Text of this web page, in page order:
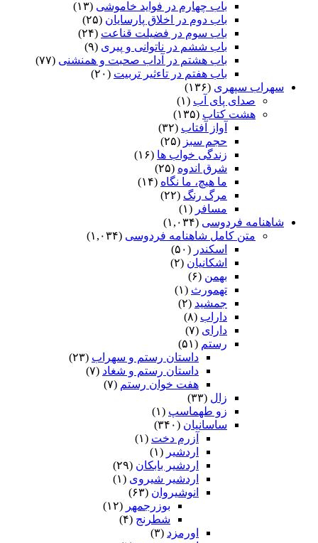
باب چهارم در فواید خاموشى (۱۳)
باب دوم در اخلاق پارسایان (۲۵)
باب سوم در فضیلت قناعت (۲۴)
باب ششم در ناتوانى و پیرى (۹)
باب هشتم در آداب صحبت و همنشنى (۷۷)
باب هفتم در تاءثیر تربیت (۲۰)
سهراب سپهری (۱۳۶)
صدای پای آب (۱)
هشت کتاب (۱۳۵)
آواز آفتاب (۳۲)
حجم سبز (۲۵)
زندگی خواب ها (۱۶)
شرق اندوه (۲۵)
ما هیچ، ما نگاه (۱۴)
مرگ رنگ (۲۲)
مسافر (۱)
شاهنامه فردوسی (۱,۰۳۴)
متن کامل شاهنامه فردوسی (۱,۰۳۴)
اسکندر (۵۰)
اشکانیان (۲)
بهمن (۶)
تهمورث (۱)
جمشید (۲)
داراب (۸)
دارای (۷)
رستم (۵۱)
داستان رستم و سهراب (۲۳)
داستان رستم و شغاد (۷)
هفت خوان رستم‏ (۷)
زال (۳۳)
زو طهماسپ‏ (۱)
ساسانیان (۳۴۰)
آزرم دخت (۱)
اردشیر (۱)
اردشیر بابکان (۲۹)
اردشیر شیروی (۱)
انوشیروان (۶۳)
بوزرجمهر (۱۲)
شطرنج (۴)
اورمزد (۳)